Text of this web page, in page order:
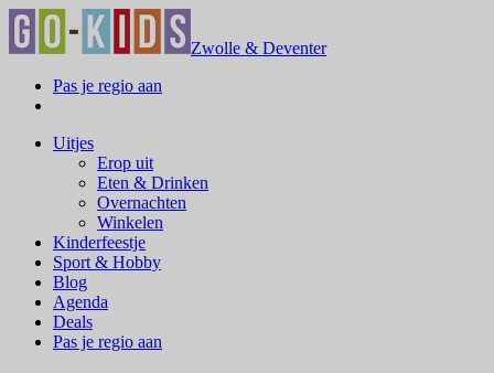
Zwolle & Deventer
Pas je regio aan
Uitjes
Erop uit
Eten & Drinken
Overnachten
Winkelen
Kinderfeestje
Sport & Hobby
Blog
Agenda
Deals
Pas je regio aan